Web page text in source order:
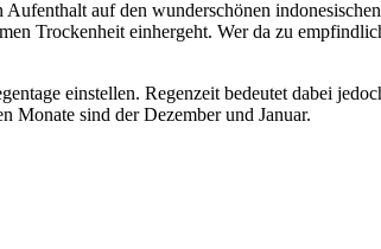
auf den wunderschönen
Trockenheit einhergeht. Wer da zu
einstellen. Regenzeit bedeutet dabei
Monate sind der Dezember und Januar.